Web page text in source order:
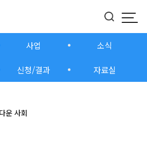
모
버튼
사업
소식
신청/결과 자료실
운 사회